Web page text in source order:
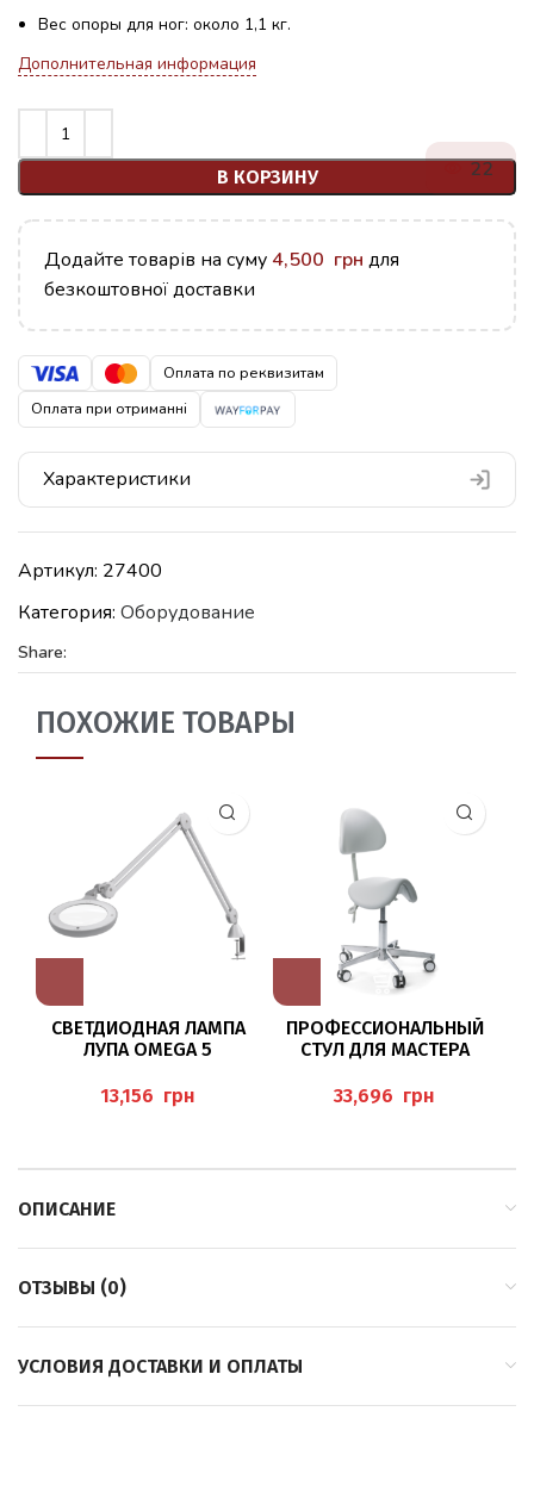
Вес опоры для ног: около 1,1 кг.
Дополнительная информация
В КОРЗИНУ 22
Додайте товарів на суму 4,500 грн для
безкоштовної доставки
Оплата по реквизитам
Оплата при отриманні
Характеристики
Артикул: 27400
Категория: Оборудование
Share:
ПОХОЖИЕ ТОВАРЫ
СВЕТДИОДНАЯ ЛАМПА
ЛУПА OMEGA 5
грн
ПРОФЕССИОНАЛЬНЫЙ
СТУЛ ДЛЯ МАСТЕРА
грн
ОПИСАНИЕ
ОТЗЫВЫ (0)
УСЛОВИЯ ДОСТАВКИ И ОПЛАТЫ